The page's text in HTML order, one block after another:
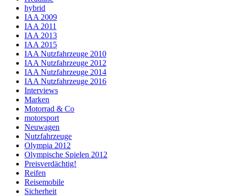
hybrid
IAA 2009
IAA 2011
IAA 2013
IAA 2015
IAA Nutzfahrzeuge 2010
IAA Nutzfahrzeuge 2012
IAA Nutzfahrzeuge 2014
IAA Nutzfahrzeuge 2016
Interviews
Marken
Motorrad & Co
motorsport
Neuwagen
Nutzfahrzeuge
Olympia 2012
Olympische Spielen 2012
Preisverdächtig!
Reifen
Reisemobile
Sicherheit